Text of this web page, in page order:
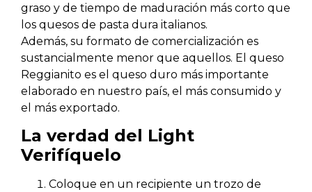
graso y de tiempo de maduración más corto que
los quesos de pasta dura italianos.
Además, su formato de comercialización es
sustancialmente menor que aquellos. El queso
Reggianito es el queso duro más importante
elaborado en nuestro país, el más consumido y
el más exportado.
La verdad del Light
Verifíquelo
Coloque en un recipiente un trozo de